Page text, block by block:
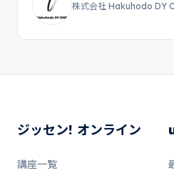
株式会社 Hakuhodo DY
ジッセン! オンライン
講座一覧